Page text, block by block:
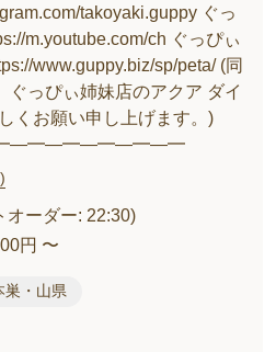
takoyaki.guppy ぐっ
m.youtube.com/ch ぐっぴぃ
www.guppy.biz/sp/peta/ (同
ぐっぴぃ姉妹店のアクア ダイ
くお願い申し上げます。)
オーダー: 22:30)
円 〜
巣・山県